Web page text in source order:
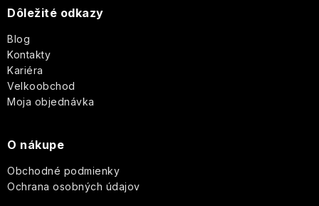
t
e
Dôležité odkazy
Blog
Kontakty
Kariéra
Velkoobchod
Moja objednávka
O nákupe
Obchodné podmienky
Ochrana osobných údajov